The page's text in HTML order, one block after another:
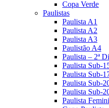
Copa Verde
Paulistas
Paulista A1
Paulista A2
Paulista A3
Paulistão A4
Paulista – 2ª
Paulista Sub-
Paulista Sub-
Paulista Sub-
Paulista Sub-
Paulista